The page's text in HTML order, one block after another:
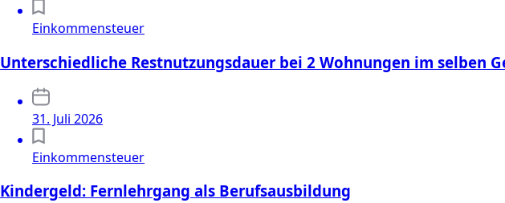
Einkommensteuer
Unterschiedliche Restnutzungsdauer bei 2 Wohnungen im selben
31. Juli 2026
Einkommensteuer
Kindergeld: Fernlehrgang als Berufsausbildung